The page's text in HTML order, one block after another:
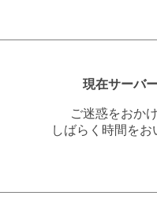
現在サーバ
ご迷惑をおか
しばらく時間を